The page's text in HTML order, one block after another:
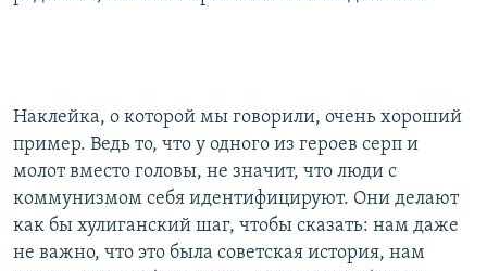
Наклейка, о которой мы говорили, очень хороший
пример. Ведь то, что у одного из героев серп и
молот вместо головы, не значит, что люди с
коммунизмом себя идентифицируют. Они делают
как бы хулиганский шаг, чтобы сказать: нам даже
не важно, что это была советская история, нам